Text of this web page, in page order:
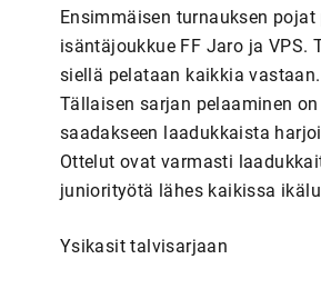
Ensimmäisen turnauksen
isäntäjoukkue FF Jaro ja VPS.
siellä pelataan kaikkia
Tällaisen sarjan pelaaminen
saadakseen laadukkaista
Ottelut ovat varmasti
juniorityötä lähes kaikissa
Ysikasit talvisarjaan